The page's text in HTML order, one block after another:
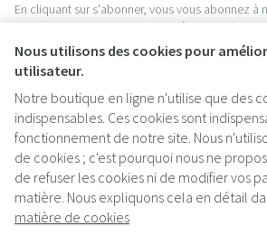
Nous utilisons des cookies pour
utilisateur.
Notre boutique en ligne n'utilise que des
indispensables. Ces cookies sont
fonctionnement de notre site. Nous
de cookies ; c'est pourquoi nous ne
de refuser les cookies ni de modifier vos
matière. Nous expliquons cela en détail
matière de cookies
En cliquant sur s'abonner, vous vous abonnez à
acceptez notrepolitique de confidentialité.
Liens légaux